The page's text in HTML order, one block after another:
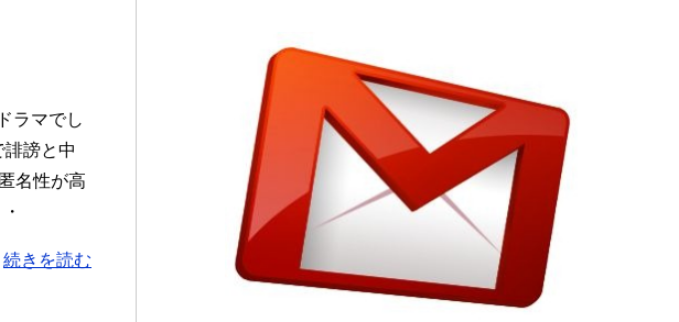
ラマでし
謗と中
名性が高
続きを読む